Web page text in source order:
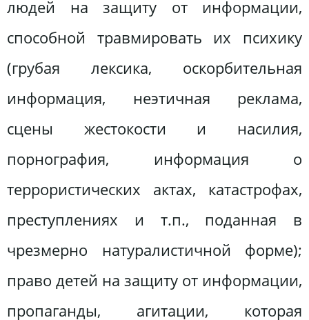
людей на защиту от информации,
способной травмировать их психику
(грубая лексика, оскорбительная
информация, неэтичная реклама,
сцены жестокости и насилия,
порнография, информация о
террористических актах, катастрофах,
преступлениях и т.п., поданная в
чрезмерно натуралистичной форме);
право детей на защиту от информации,
пропаганды, агитации, которая